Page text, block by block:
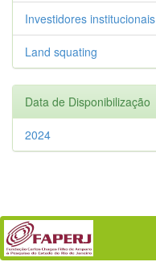
Investidores institucionais
Land squating
Data de Disponibilização
2024